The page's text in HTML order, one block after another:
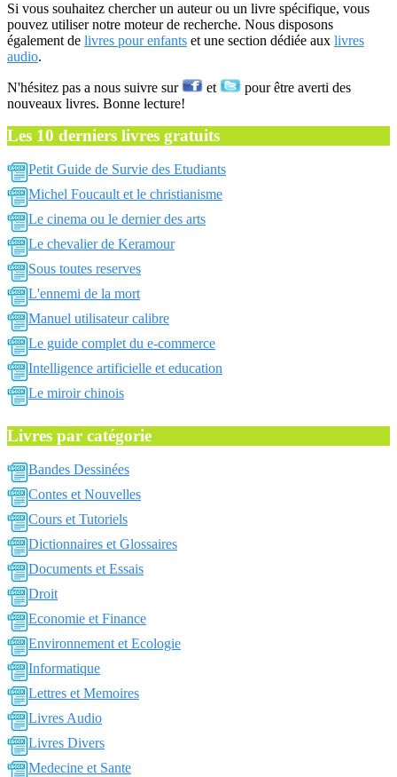
Si vous souhaitez chercher un auteur ou un livre spécifique, vous
pouvez utiliser notre moteur de recherche. Nous disposons
également de livres pour enfants et une section dédiée aux livres
audio.
N'hésitez pas a nous suivre sur et
pour être averti des
nouveaux livres. Bonne lecture!
Les 10 derniers livres gratuits
Petit Guide de Survie des Etudiants
Michel Foucault et le christianisme
Le cinema ou le dernier des arts
Le chevalier de Keramour
Sous toutes reserves
L'ennemi de la mort
Manuel utilisateur calibre
Le guide complet du e-commerce
Intelligence artificielle et education
Le miroir chinois
Livres par catégorie
Bandes Dessinées
Contes et Nouvelles
Cours et Tutoriels
Dictionnaires et Glossaires
Documents et Essais
Droit
Economie et Finance
Environnement et Ecologie
Informatique
Lettres et Memoires
Livres Audio
Livres Divers
Medecine et Sante